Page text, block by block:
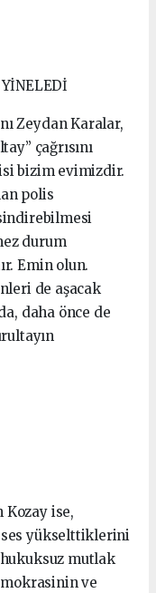
Zeydan Karalar,
çağrısını
bizim evimizdir.
polis
durum
Emin olun.
de aşacak
daha önce de
Kozay ise,
ses yükselttiklerini
mutlak
ve